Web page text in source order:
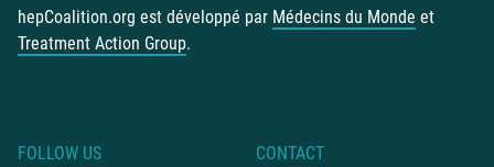
hepCoalition.org est développé par Médecins du Monde et
Treatment Action Group.
FOLLOW US CONTACT